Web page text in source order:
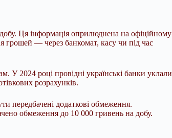
Ця інформація оприлюднена на офіційному
грошей — через банкомат, касу чи під час
У 2024 році провідні українські банки уклали
розрахунків.
передбачені додаткові обмеження.
обмеження до 10 000 гривень на добу.